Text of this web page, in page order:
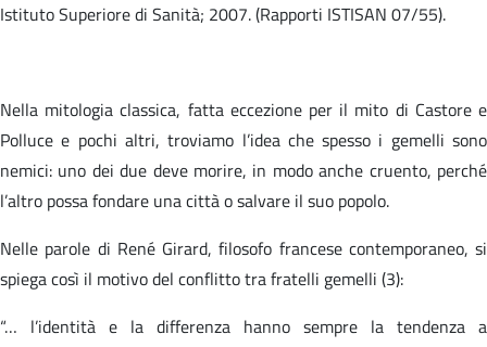
Istituto Superiore di Sanità; 2007. (Rapporti ISTISAN 07/55).​
Nella mitologia classica, fatta eccezione per il mito di Castore e
Polluce e pochi altri, troviamo l’idea che spesso i gemelli sono
nemici: uno dei due deve morire, in modo anche cruento, perché
l’altro possa fondare una città o salvare il suo popolo.
Nelle parole di René Girard, filosofo francese contemporaneo, si
spiega così il motivo del conflitto tra fratelli gemelli (3):
“… l’identità e la differenza hanno sempre la tendenza a